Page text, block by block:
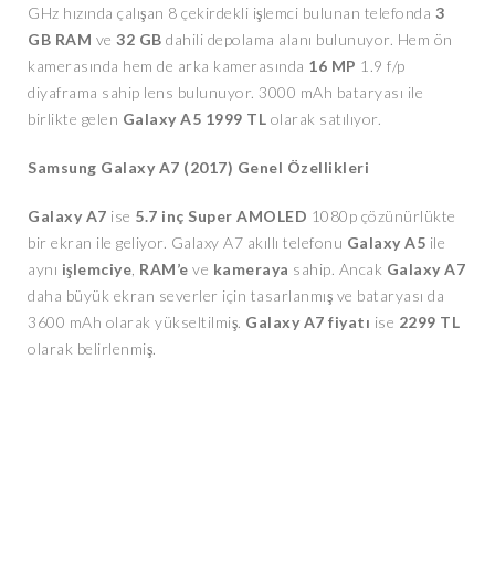
GHz hızında çalışan 8 çekirdekli işlemci bulunan telefonda 3
GB RAM ve 32 GB dahili depolama alanı bulunuyor. Hem ön
kamerasında hem de arka kamerasında 16 MP 1.9 f/p
diyaframa sahip lens bulunuyor. 3000 mAh bataryası ile
birlikte gelen Galaxy A5 1999 TL olarak satılıyor.
Samsung Galaxy A7 (2017) Genel Özellikleri
Galaxy A7 ise 5.7 inç Super AMOLED 1080p çözünürlükte
bir ekran ile geliyor. Galaxy A7 akıllı telefonu Galaxy A5 ile
aynı işlemciye RAM’e ve kameraya sahip. Ancak Galaxy A7
daha büyük ekran severler için tasarlanmış ve bataryası da
3600 mAh olarak yükseltilmiş. Galaxy A7 fiyatı ise 2299 TL
olarak belirlenmiş.